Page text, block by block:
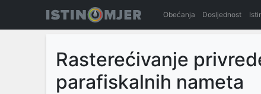
Obećanja Dosljednost
Rasterećivanje
parafiskalnih nameta